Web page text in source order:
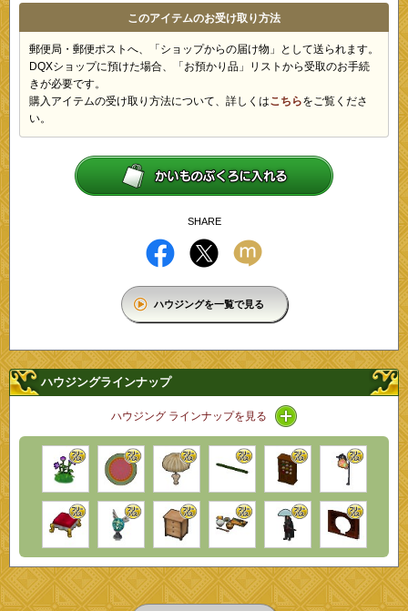
このアイテムのお受け取り方法
郵便局・郵便ポストへ、「ショップからの届け物」として送られます。
DQXショップに預けた場合、「お預かり品」リストから受取のお手続
きが必要です。
購入アイテムの受け取り方法について、詳しくはこちらをご覧くださ
い。
SHARE
ハウジングを一覧で見る
ハウジングラインナップ
ハウジング ラインナップを見る アイコン / ラインナ